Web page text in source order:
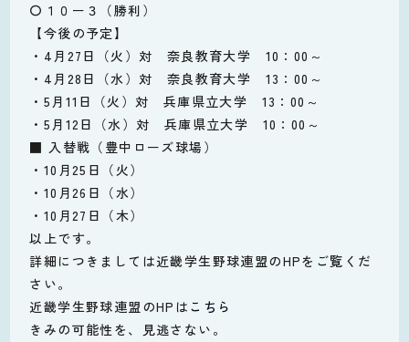
〇１０ー３（勝利）
【今後の予定】
・4月27日（火）対 奈良教育大学 10：00～
・4月28日（水）対 奈良教育大学 13：00～
・5月11日（火）対 兵庫県立大学 13：00～
・5月12日（水）対 兵庫県立大学 10：00～
■ 入替戦（豊中ローズ球場）
・10月25日（火）
・10月26日（水）
・10月27日（木）
以上です。
詳細につきましては近畿学生野球連盟のHPをご覧くだ
さい。
近畿学生野球連盟のHPは こちら
きみの可能性を、見逃さない。